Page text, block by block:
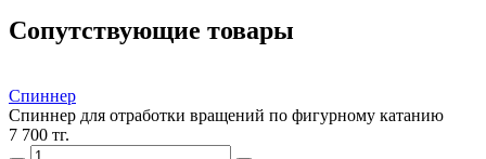
Сопутствующие товары
Спиннер
Спиннер для отработки вращений по фигурному катанию
7 700 тг.